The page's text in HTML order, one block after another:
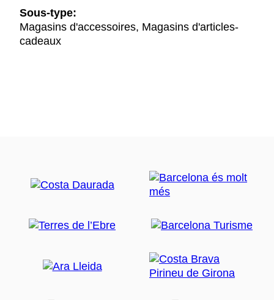
Sous-type:
Magasins d'accessoires, Magasins d'articles-
cadeaux